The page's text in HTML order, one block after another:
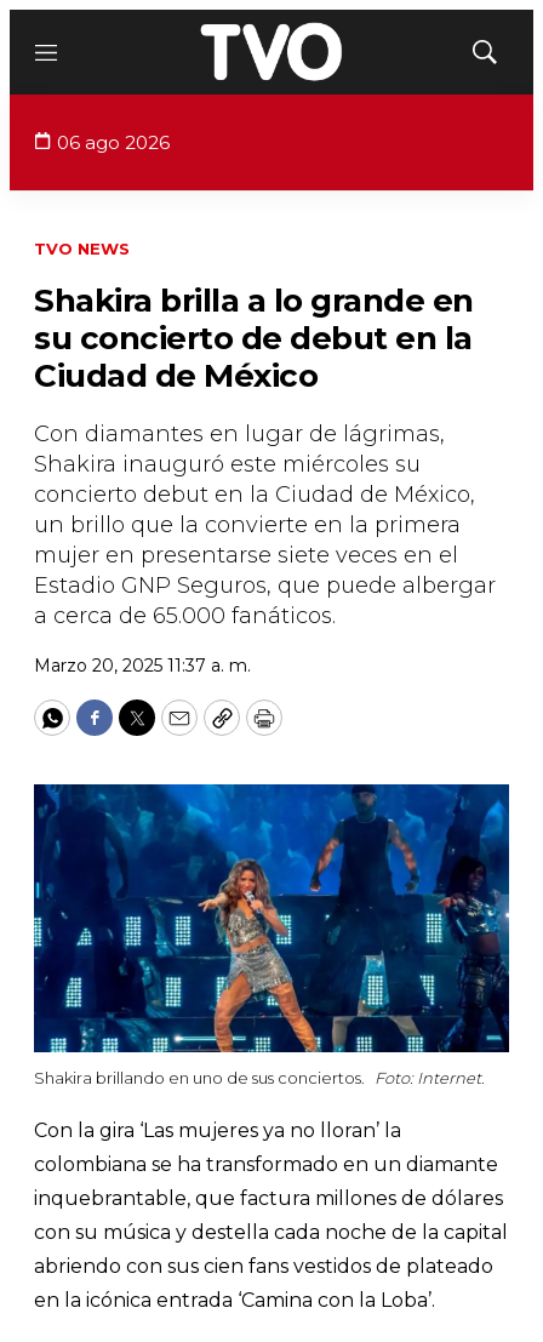
Menú
Mostrar
06 ago 2026
TVO NEWS
Shakira brilla a lo grande en
su concierto de debut en la
Ciudad de México
Con diamantes en lugar de lágrimas,
Shakira inauguró este miércoles su
concierto debut en la Ciudad de México,
un brillo que la convierte en la primera
mujer en presentarse siete veces en el
Estadio GNP Seguros, que puede albergar
a cerca de 65.000 fanáticos.
Marzo 20, 2025 11:37 a. m.
WhatsApp
Facebook
Twitter
EmailCopyPrint
Shakira brillando en uno de sus conciertos. Foto: Internet.
Con la gira ‘Las mujeres ya no lloran’ la
colombiana se ha transformado en un diamante
inquebrantable, que factura millones de dólares
con su música y destella cada noche de la capital
abriendo con sus cien fans vestidos de plateado
en la icónica entrada ‘Camina con la Loba’.